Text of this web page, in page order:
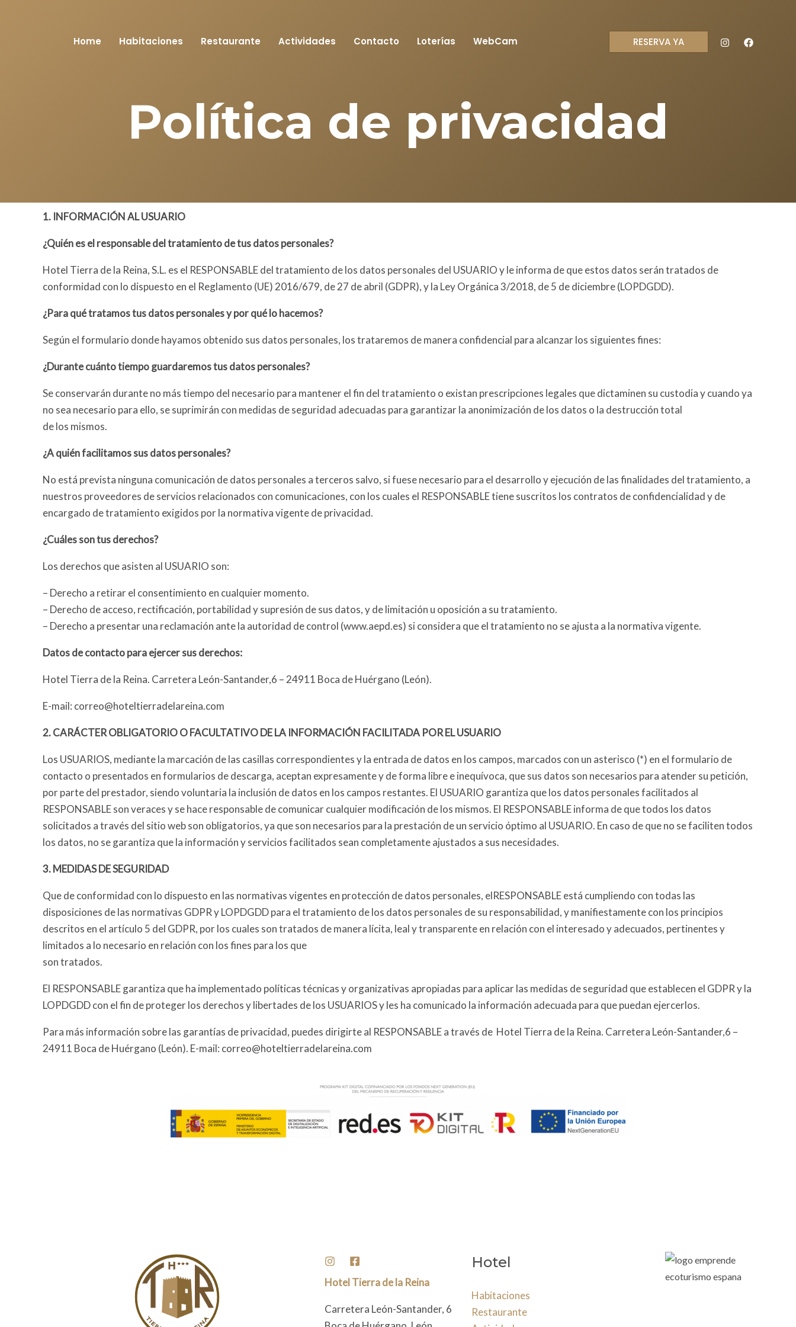
Home Habitaciones Restaurante Actividades Contacto Loterías WebCam RESERVA YA
Política de privacidad
1. INFORMACIÓN AL USUARIO
¿Quién es el responsable del tratamiento de tus datos personales?
Hotel Tierra de la Reina, S.L. es el RESPONSABLE del tratamiento de los datos personales del USUARIO y le informa de que estos datos serán tratados de
conformidad con lo dispuesto en el Reglamento (UE) 2016/679, de 27 de abril (GDPR), y la Ley Orgánica 3/2018, de 5 de diciembre (LOPDGDD).
¿Para qué tratamos tus datos personales y por qué lo hacemos?
Según el formulario donde hayamos obtenido sus datos personales, los trataremos de manera confidencial para alcanzar los siguientes fines:
¿Durante cuánto tiempo guardaremos tus datos personales?
Se conservarán durante no más tiempo del necesario para mantener el fin del tratamiento o existan prescripciones legales que dictaminen su custodia y cuando ya
no sea necesario para ello, se suprimirán con medidas de seguridad adecuadas para garantizar la anonimización de los datos o la destrucción total
de los mismos.
¿A quién facilitamos sus datos personales?
No está prevista ninguna comunicación de datos personales a terceros salvo, si fuese necesario para el desarrollo y ejecución de las finalidades del tratamiento, a
nuestros proveedores de servicios relacionados con comunicaciones, con los cuales el RESPONSABLE tiene suscritos los contratos de confidencialidad y de
encargado de tratamiento exigidos por la normativa vigente de privacidad.
¿Cuáles son tus derechos?
Los derechos que asisten al USUARIO son:
– Derecho a retirar el consentimiento en cualquier momento.
– Derecho de acceso, rectificación, portabilidad y supresión de sus datos, y de limitación u oposición a su tratamiento.
– Derecho a presentar una reclamación ante la autoridad de control (www.aepd.es) si considera que el tratamiento no se ajusta a la normativa vigente.
Datos de contacto para ejercer sus derechos:
Hotel Tierra de la Reina. Carretera León-Santander,6 – 24911 Boca de Huérgano (León).
E-mail: correo@hoteltierradelareina.com
2. CARÁCTER OBLIGATORIO O FACULTATIVO DE LA INFORMACIÓN FACILITADA POR EL USUARIO
Los USUARIOS, mediante la marcación de las casillas correspondientes y la entrada de datos en los campos, marcados con un asterisco (*) en el formulario de
contacto o presentados en formularios de descarga, aceptan expresamente y de forma libre e inequívoca, que sus datos son necesarios para atender su petición,
por parte del prestador, siendo voluntaria la inclusión de datos en los campos restantes. El USUARIO garantiza que los datos personales facilitados al
RESPONSABLE son veraces y se hace responsable de comunicar cualquier modificación de los mismos. El RESPONSABLE informa de que todos los datos
solicitados a través del sitio web son obligatorios, ya que son necesarios para la prestación de un servicio óptimo al USUARIO. En caso de que no se faciliten todos
los datos, no se garantiza que la información y servicios facilitados sean completamente ajustados a sus necesidades.
3. MEDIDAS DE SEGURIDAD
Que de conformidad con lo dispuesto en las normativas vigentes en protección de datos personales, elRESPONSABLE está cumpliendo con todas las
disposiciones de las normativas GDPR y LOPDGDD para el tratamiento de los datos personales de su responsabilidad, y manifiestamente con los principios
descritos en el artículo 5 del GDPR, por los cuales son tratados de manera lícita, leal y transparente en relación con el interesado y adecuados, pertinentes y
limitados a lo necesario en relación con los fines para los que
son tratados.
El RESPONSABLE garantiza que ha implementado políticas técnicas y organizativas apropiadas para aplicar las medidas de seguridad que establecen el GDPR y la
LOPDGDD con el fin de proteger los derechos y libertades de los USUARIOS y les ha comunicado la información adecuada para que puedan ejercerlos.
Para más información sobre las garantías de privacidad, puedes dirigirte al RESPONSABLE a través de Hotel Tierra de la Reina. Carretera León-Santander,6 –
24911 Boca de Huérgano (León). E-mail: correo@hoteltierradelareina.com
Hotel Tierra de la Reina
Carretera León-Santander, 6
Hotel
Habitaciones
Restaurante